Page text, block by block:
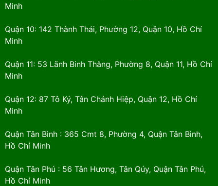
Minh
Quận 10: 142 Thành Thái, Phường 12, Quận 10, Hồ Chí
Minh
Quận 11: 53 Lãnh Binh Thăng, Phường 8, Quận 11, Hồ Chí
Minh
Quận 12: 87 Tô Ký, Tân Chánh Hiệp, Quận 12, Hồ Chí
Minh
Quận Tân Bình : 365 Cmt 8, Phường 4, Quận Tân Bình,
Hồ Chí Minh
Quận Tân Phú : 56 Tân Hương, Tân Qúy, Quận Tân Phú,
Hồ Chí Minh